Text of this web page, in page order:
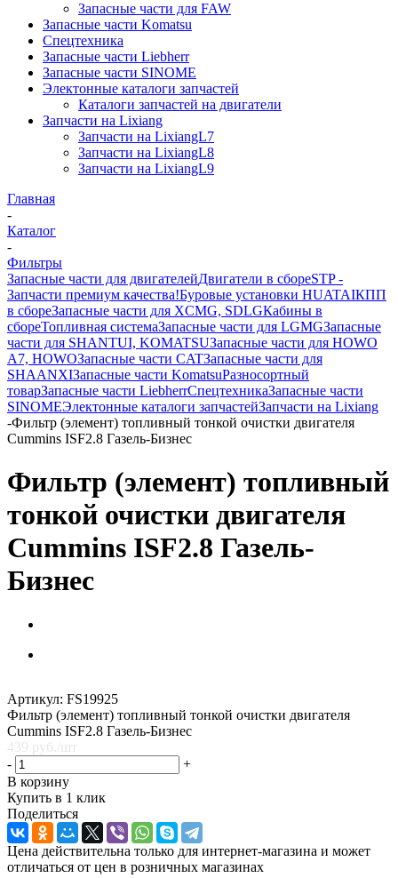
Запасные части для FAW
Запасные части Komatsu
Спецтехника
Запасные части Liebherr
Запасные части SINOME
Электонные каталоги запчастей
Каталоги запчастей на двигатели
Запчасти на Lixiang
Запчасти на LixiangL7
Запчасти на LixiangL8
Запчасти на LixiangL9
Главная
-
Каталог
-
Фильтры
Запасные части для двигателейДвигатели в сбореSTP -
Запчасти премиум качества!Буровые установки HUATAIКПП
в сбореЗапасные части для XCMG, SDLGКабины в
сбореТопливная системаЗапасные части для LGMGЗапасные
части для SHANTUI, KOMATSUЗапасные части для HOWO
A7, HOWOЗапасные части CATЗапасные части для
SHAANXIЗапасные части KomatsuРазносортный
товарЗапасные части LiebherrСпецтехникаЗапасные части
SINOMEЭлектонные каталоги запчастейЗапчасти на Lixiang
-Фильтр (элемент) топливный тонкой очистки двигателя
Cummins ISF2.8 Газель-Бизнес
Фильтр (элемент) топливный
тонкой очистки двигателя
Cummins ISF2.8 Газель-
Бизнес
Артикул: FS19925
Фильтр (элемент) топливный тонкой очистки двигателя
Cummins ISF2.8 Газель-Бизнес
439 руб.
/шт
-
+
В корзину
Купить в 1 клик
Поделиться
Цена действительна только для интернет-магазина и может
отличаться от цен в розничных магазинах